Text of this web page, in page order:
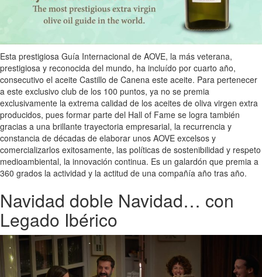
Esta prestigiosa Guía Internacional de AOVE, la más veterana,
prestigiosa y reconocida del mundo, ha incluído por cuarto año,
consecutivo el aceite Castillo de Canena este aceite. Para pertenecer
a este exclusivo club de los 100 puntos, ya no se premia
exclusivamente la extrema calidad de los aceites de oliva virgen extra
producidos, pues formar parte del Hall of Fame se logra también
gracias a una brillante trayectoria empresarial, la recurrencia y
constancia de décadas de elaborar unos AOVE excelsos y
comercializarlos exitosamente, las políticas de sostenibilidad y respeto
medioambiental, la innovación continua. Es un galardón que premia a
360 grados la actividad y la actitud de una compañía año tras año.
Navidad doble Navidad… con
Legado Ibérico